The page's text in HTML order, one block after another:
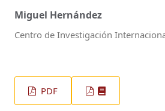
Miguel Hernández
Centro de Investigación
PDF